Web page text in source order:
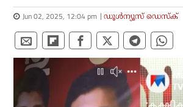
Jun 02, 2025, 12:04 pm ഡൂള്‍ന്യൂസ് ഡെസ്‌ക്